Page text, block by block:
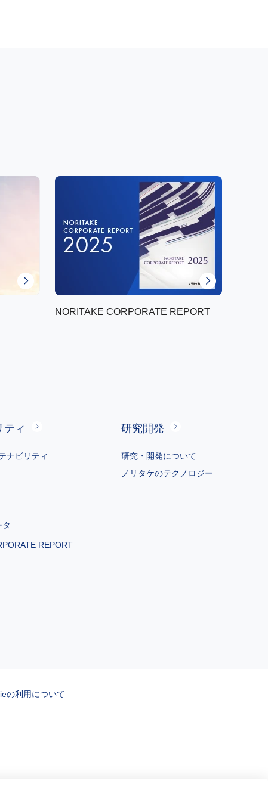
NORITAKE CORPORATE REPORT
ティ
ナビリティ
REPORT
研究開発
研究・開発について
ノリタケのテクノロジー
の利用について